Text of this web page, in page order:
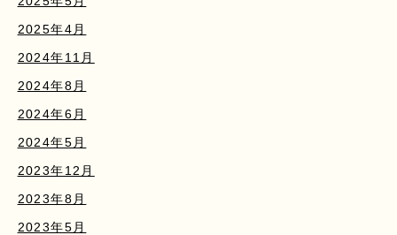
2025年4月
2024年11月
2024年8月
2024年6月
2024年5月
2023年12月
2023年8月
2023年5月